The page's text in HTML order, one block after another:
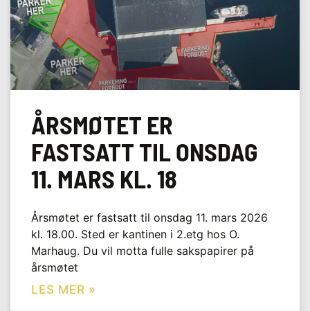
ÅRSMØTET ER
FASTSATT TIL ONSDAG
11. MARS KL. 18
Årsmøtet er fastsatt til onsdag 11. mars 2026
kl. 18.00. Sted er kantinen i 2.etg hos O.
Marhaug. Du vil motta fulle sakspapirer på
årsmøtet
LES MER »